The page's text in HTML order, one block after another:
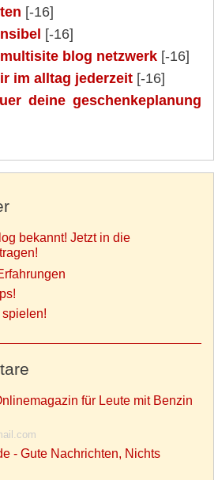
[-16]
[-16]
blog netzwerk [-16]
im alltag jederzeit [-16]
deine geschenkeplanung
bekannt! Jetzt in die
für Leute mit Benzin
- Gute Nachrichten, Nichts